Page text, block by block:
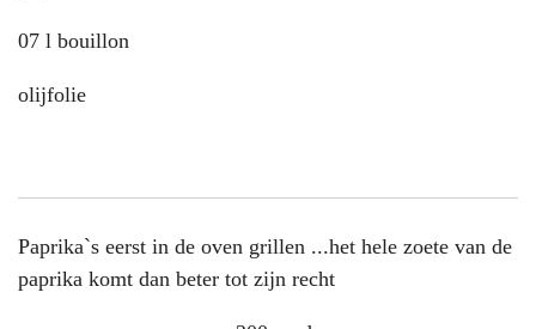
07 l bouillon
olijfolie
Paprika`s eerst in de oven grillen ...het hele zoete van de
paprika komt dan beter tot zijn recht